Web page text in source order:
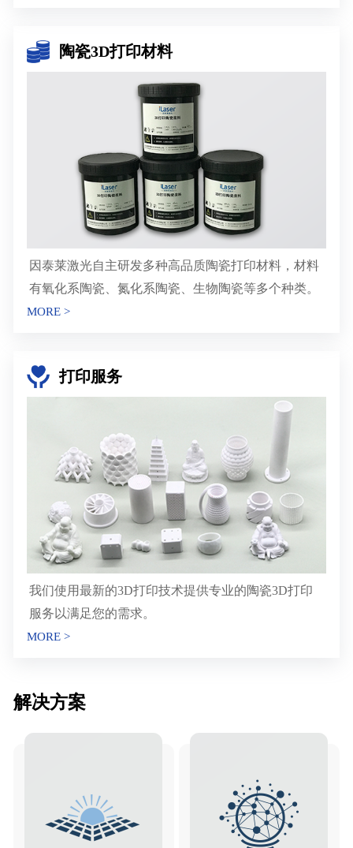
陶瓷3D打印材料
因泰莱激光自主研发多种高品质陶瓷打印材料，材料
有氧化系陶瓷、氮化系陶瓷、生物陶瓷等多个种类。
MORE >
打印服务
我们使用最新的3D打印技术提供专业的陶瓷3D打印
服务以满足您的需求。
MORE >
解决方案